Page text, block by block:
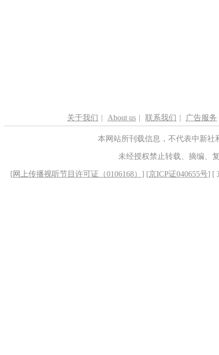
关于我们 | About us | 联系我们 | 广告服务
本网站所刊载信息，不代表中新
未经授权禁止转载、摘编、
[网上传播视听节目许可证（0106168） ] [京ICP证040655号] [